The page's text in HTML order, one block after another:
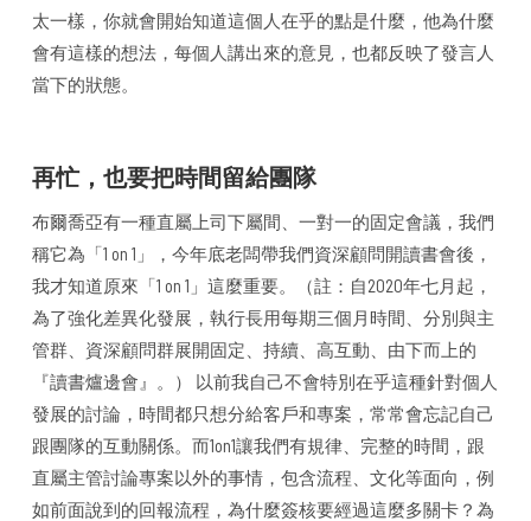
太一樣，你就會開始知道這個人在乎的點是什麼，他為什麼
會有這樣的想法，每個人講出來的意見，也都反映了發言人
當下的狀態。
再忙，也要把時間留給團隊
布爾喬亞有一種直屬上司下屬間、一對一的固定會議，我們
稱它為「1 on 1」，今年底老闆帶我們資深顧問開讀書會後，
我才知道原來「1 on 1」這麼重要。（註：自2020年七月起，
為了強化差異化發展，執行長用每期三個月時間、分別與主
管群、資深顧問群展開固定、持續、高互動、由下而上的
『讀書爐邊會』。） 以前我自己不會特別在乎這種針對個人
發展的討論，時間都只想分給客戶和專案，常常會忘記自己
跟團隊的互動關係。而1on1讓我們有規律、完整的時間，跟
直屬主管討論專案以外的事情，包含流程、文化等面向，例
如前面說到的回報流程，為什麼簽核要經過這麼多關卡？為